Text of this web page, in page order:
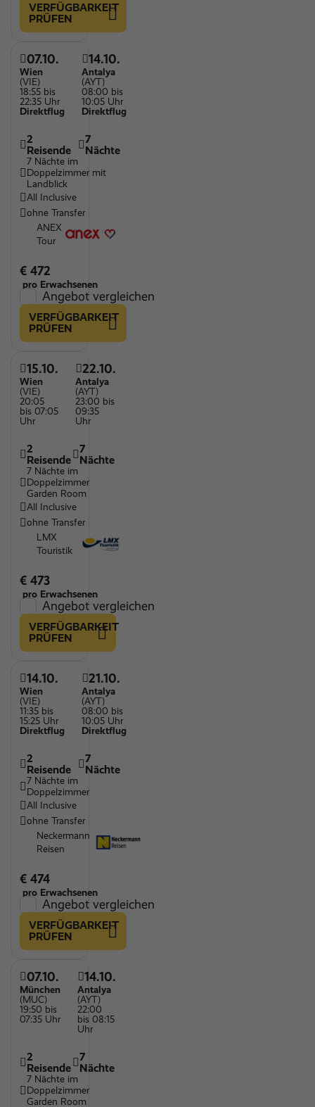
VERFÜGBARKEIT
PRÜFEN
07.10.
Wien
(VIE)
18:55 bis
22:35 Uhr
Direktflug
14.10.
Antalya
(AYT)
08:00 bis
10:05 Uhr
Direktflug
2
Reisende
7
Nächte
7 Nächte im
Doppelzimmer mit
Landblick
All Inclusive
ohne Transfer
ANEX
Tour
€ 472
pro Erwachsenen
Angebot vergleichen
VERFÜGBARKEIT
PRÜFEN
15.10.
Wien
(VIE)
20:05
bis 07:05
Uhr
22.10.
Antalya
(AYT)
23:00 bis
09:35
Uhr
2
Reisende
7
Nächte
7 Nächte im
Doppelzimmer
Garden Room
All Inclusive
ohne Transfer
LMX
Touristik
€ 473
pro Erwachsenen
Angebot vergleichen
VERFÜGBARKEIT
PRÜFEN
14.10.
Wien
(VIE)
11:35 bis
15:25 Uhr
Direktflug
21.10.
Antalya
(AYT)
08:00 bis
10:05 Uhr
Direktflug
2
Reisende
7
Nächte
7 Nächte im
Doppelzimmer
All Inclusive
ohne Transfer
Neckermann
Reisen
€ 474
pro Erwachsenen
Angebot vergleichen
VERFÜGBARKEIT
PRÜFEN
07.10.
München
(MUC)
19:50 bis
07:35 Uhr
14.10.
Antalya
(AYT)
22:00
bis 08:15
Uhr
2
Reisende
7
Nächte
7 Nächte im
Doppelzimmer
Garden Room